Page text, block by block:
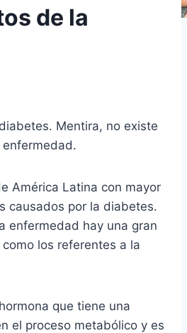
de la
Mentira, no existe
América Latina con mayor
causados por la diabetes.
enfermedad hay una gran
los referentes a la
que tiene una
el proceso metabólico y es